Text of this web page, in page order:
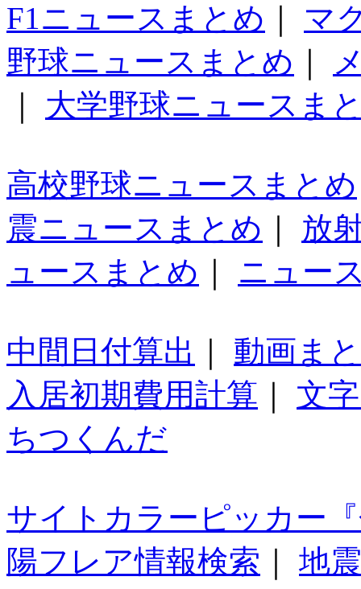
F1ニュースまとめ
マ
野球ニュースまとめ
大学野球ニュースま
高校野球ニュースまとめ
震ニュースまとめ
放
ュースまとめ
ニュー
中間日付算出
動画ま
入居初期費用計算
文
ちつくんだ
サイトカラーピッカー
陽フレア情報検索
地